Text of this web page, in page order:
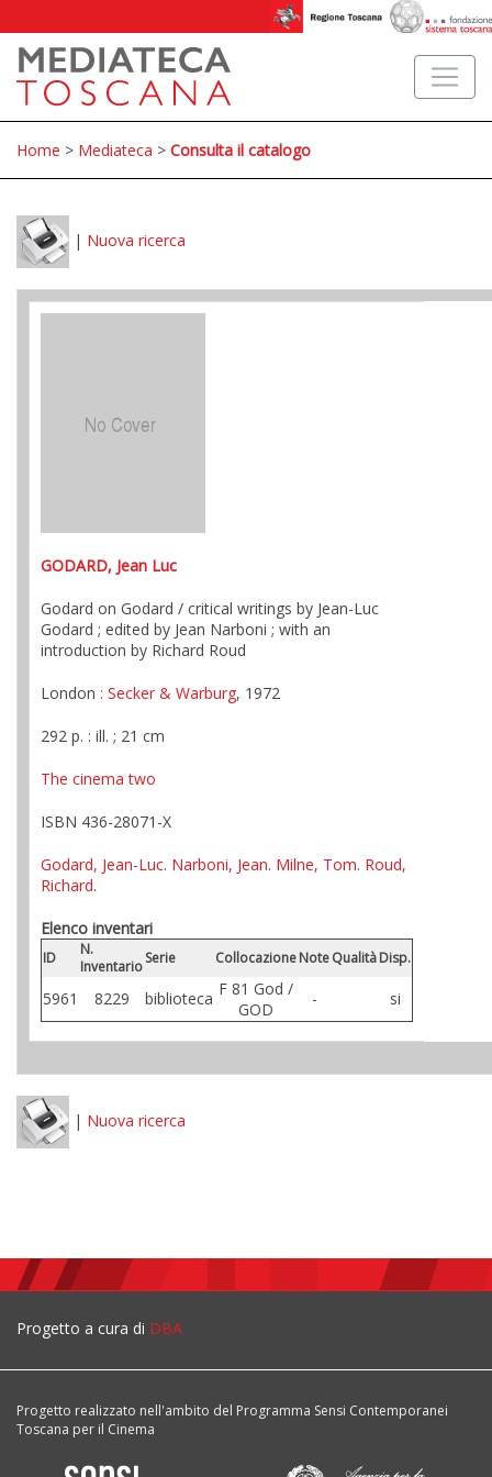
Home > Mediateca > Consulta il catalogo
| Nuova ricerca
GODARD, Jean Luc
Godard on Godard / critical writings by Jean-Luc
Godard ; edited by Jean Narboni ; with an
introduction by Richard Roud
London : Secker & Warburg, 1972
292 p. : ill. ; 21 cm
The cinema two
ISBN 436-28071-X
Godard, Jean-Luc. Narboni, Jean. Milne, Tom. Roud,
Richard.
Elenco inventari
ID
N.
InventarioSerie CollocazioneNoteQualitàDisp.
5961 8229 biblioteca F 81 God /
GOD
- si
| Nuova ricerca
Progetto a cura di DBA
Progetto realizzato nell'ambito del Programma Sensi Contemporanei
Toscana per il Cinema